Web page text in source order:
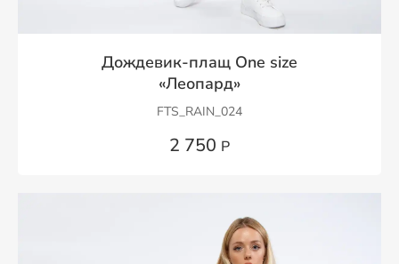
Дождевик-плащ One size
«Леопард»
FTS_RAIN_024
2 750 Р